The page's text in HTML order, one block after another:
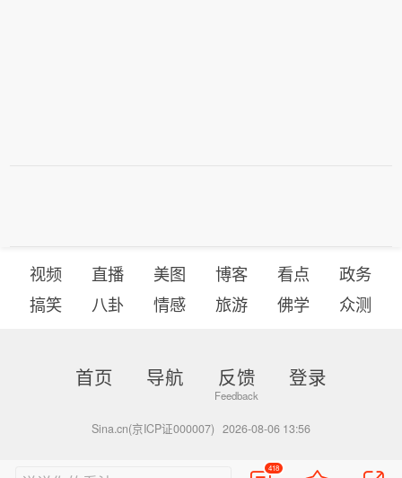
视频 直播 美图 博客 看点
政务
搞笑
八卦 情感 旅游 佛学 众测
首页 导航 反馈 登录
Sina.cn(京ICP证000007) 2026-08-06 13:56
418